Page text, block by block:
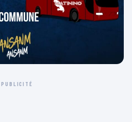
PUBLICITÉ